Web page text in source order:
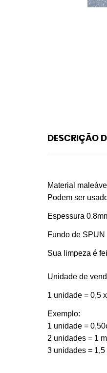
DESCRIÇÃO
Material
Podem ser
Espessura
Fundo de SPUN
Sua limpeza é
Unidade de
1 unidade = 0,5
Exemplo:
1 unidade =
2 unidades = 1
3 unidades = 1,5